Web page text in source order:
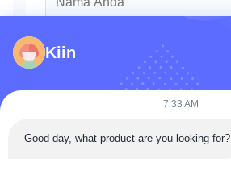
Kiin
7:33 AM
Good day, what product are you looking for?